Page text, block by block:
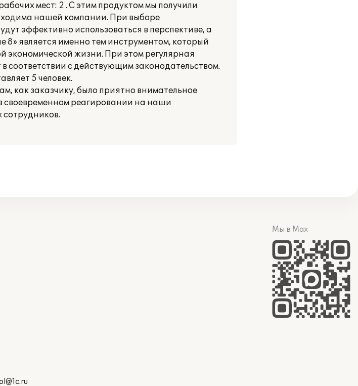
мест: 2 . С этим продуктом мы получили
нашей компании. При выборе
эффективно использоваться в перспективе, а
является именно тем инструментом, который
экономической жизни. При этом регулярная
соответствии с действующим законодательством.
5 человек.
как заказчику, было приятно внимательное
своевременном реагировании на наши
сотрудников.
Мы в Max